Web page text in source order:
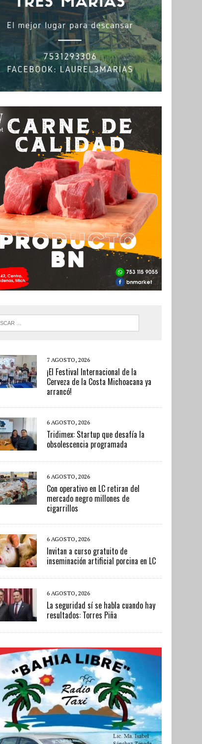
7 AGOSTO, 2026
¡El Festival Internacional de la
Cerveza de la Costa Michoacana ya
arrancó!
6 AGOSTO, 2026
Tridimex: Startup que desafía la
obsolescencia programada
6 AGOSTO, 2026
Con operativo en LC retiran del
mercado negro millones de
cigarrillos
6 AGOSTO, 2026
Invitan a curso gratuito de
inseminación artificial porcina en LC
6 AGOSTO, 2026
La seguridad sí se habla cuando hay
resultados: Torres Piña